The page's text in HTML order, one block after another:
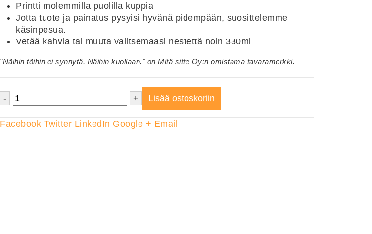
Printti molemmilla puolilla kuppia
Jotta tuote ja painatus pysyisi hyvänä pidempään, suosittelemme
käsinpesua.
Vetää kahvia tai muuta valitsemaasi nestettä noin 330ml
"Näihin töihin ei synnytä. Näihin kuollaan." on Mitä sitte Oy:n omistama tavaramerkki.
- + Lisää ostoskoriin
Facebook Twitter LinkedIn Google + Email